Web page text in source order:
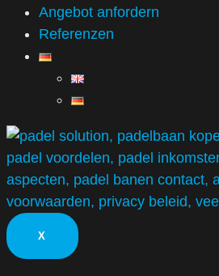
Angebot anfordern
Referenzen
X